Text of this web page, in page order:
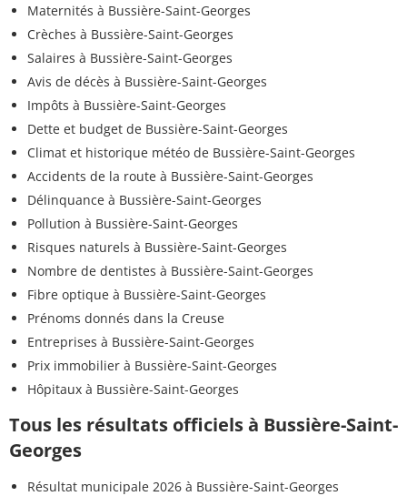
Maternités à Bussière-Saint-Georges
Crèches à Bussière-Saint-Georges
Salaires à Bussière-Saint-Georges
Avis de décès à Bussière-Saint-Georges
Impôts à Bussière-Saint-Georges
Dette et budget de Bussière-Saint-Georges
Climat et historique météo de Bussière-Saint-Georges
Accidents de la route à Bussière-Saint-Georges
Délinquance à Bussière-Saint-Georges
Pollution à Bussière-Saint-Georges
Risques naturels à Bussière-Saint-Georges
Nombre de dentistes à Bussière-Saint-Georges
Fibre optique à Bussière-Saint-Georges
Prénoms donnés dans la Creuse
Entreprises à Bussière-Saint-Georges
Prix immobilier à Bussière-Saint-Georges
Hôpitaux à Bussière-Saint-Georges
Tous les résultats officiels à Bussière-Saint-
Georges
Résultat municipale 2026 à Bussière-Saint-Georges